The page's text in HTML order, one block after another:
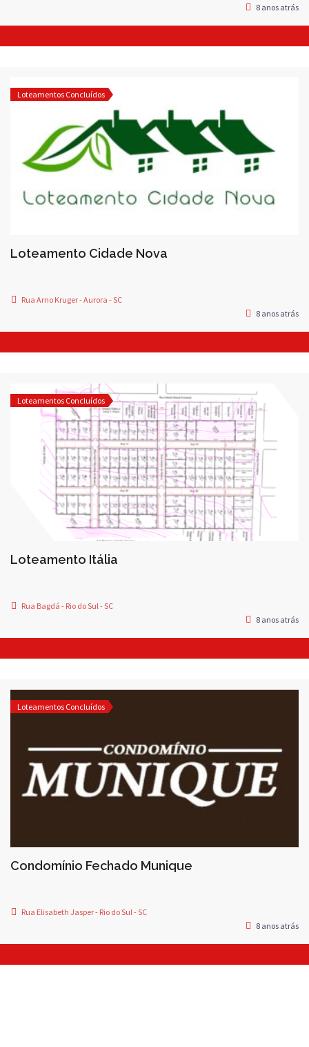
8 anos atrás
Loteamentos Concluídos
Loteamento Cidade Nova
Rua Arno Kruger - Aurora - SC
8 anos atrás
Loteamentos Concluídos
Loteamento Itália
Rua Bagdá - Rio do Sul - SC
8 anos atrás
Loteamentos Concluídos
Condomínio Fechado Munique
Rua Elisabeth Jasper - Rio do Sul - SC
8 anos atrás